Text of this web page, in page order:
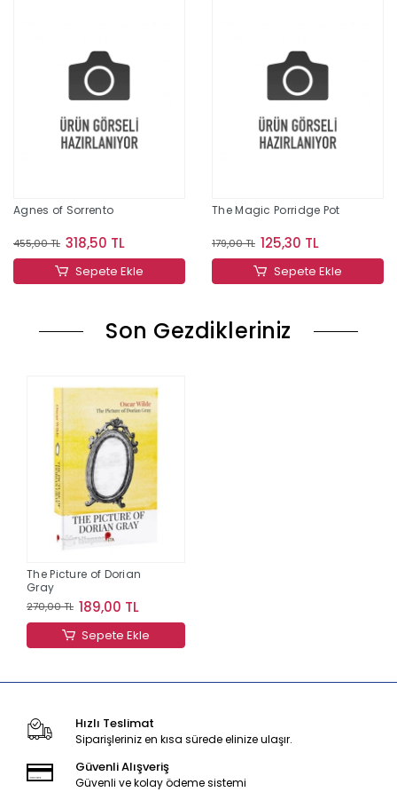
Agnes of Sorrento
455,00 TL 318,50 TL
Sepete Ekle
The Magic Porridge Pot
179,00 TL 125,30 TL
Sepete Ekle
Son Gezdikleriniz
The Picture of Dorian
Gray
270,00 TL 189,00 TL
Sepete Ekle
Hızlı Teslimat
Siparişleriniz en kısa sürede elinize ulaşır.
Güvenli Alışveriş
Güvenli ve kolay ödeme sistemi